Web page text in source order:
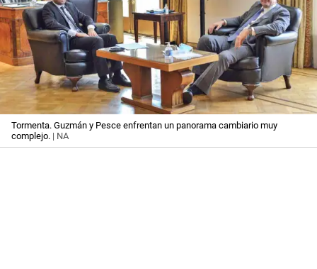
Tormenta. Guzmán y Pesce enfrentan un panorama cambiario muy
complejo. | NA